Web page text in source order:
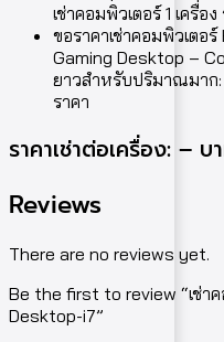
เช่าคอมพิวเตอร์ 1 เครื่อ
ขอราคาเช่าคอมพิวเตอร์
Gaming Desktop –
ยาวสำหรับปริมาณมาก
ราคา
ราคาเช่าต่อเครื่อง: –
Reviews
There are no reviews yet.
Be the first to review “เช่า
Desktop-i7”